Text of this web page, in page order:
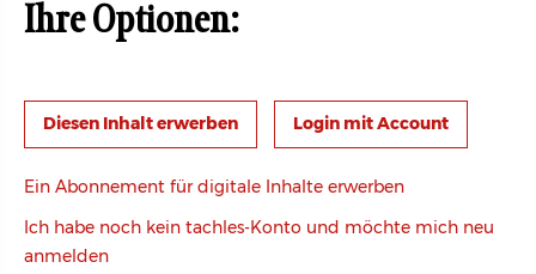
Ihre Optionen:
Login mit Account
Ein Abonnement für digitale Inhalte erwerben
Ich habe noch kein tachles-Konto und möchte mich neu
anmelden